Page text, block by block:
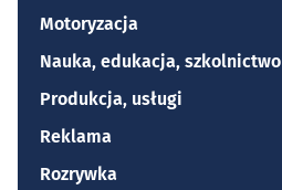
Motoryzacja
Nauka, edukacja, szkolnictwo
Produkcja, usługi
Reklama
Rozrywka